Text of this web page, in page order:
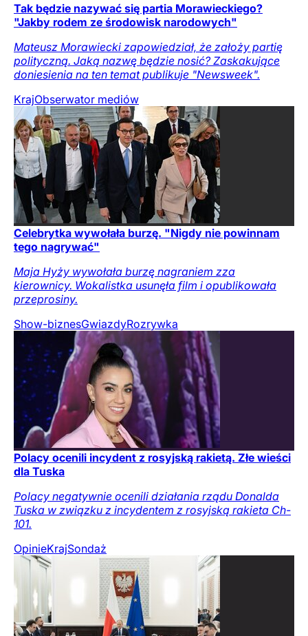
Tak będzie nazywać się partia Morawieckiego?
"Jakby rodem ze środowisk narodowych"
Mateusz Morawiecki zapowiedział, że założy partię
polityczną. Jaką nazwę będzie nosić? Zaskakujące
doniesienia na ten temat publikuje "Newsweek".
KrajObserwator mediów
Celebrytka wywołała burzę. "Nigdy nie powinnam
tego nagrywać"
Maja Hyży wywołała burzę nagraniem zza
kierownicy. Wokalistka usunęła film i opublikowała
przeprosiny.
Show-biznesGwiazdyRozrywka
Polacy ocenili incydent z rosyjską rakietą. Złe wieści
dla Tuska
Polacy negatywnie ocenili działania rządu Donalda
Tuska w związku z incydentem z rosyjską rakieta Ch-
101.
OpinieKrajSondaż